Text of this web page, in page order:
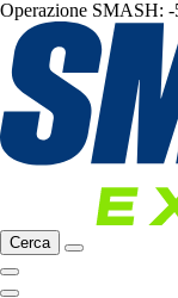
Operazione SMASH:
Cerca